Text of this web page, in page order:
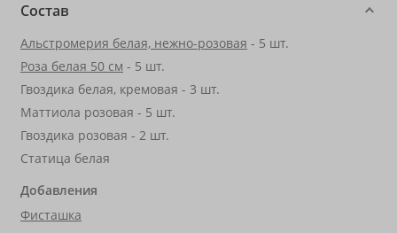
Состав
Альстромерия белая, нежно-розовая - 5 шт.
Роза белая 50 см - 5 шт.
Гвоздика белая, кремовая - 3 шт.
Маттиола розовая - 5 шт.
Гвоздика розовая - 2 шт.
Статица белая
Добавления
Фисташка